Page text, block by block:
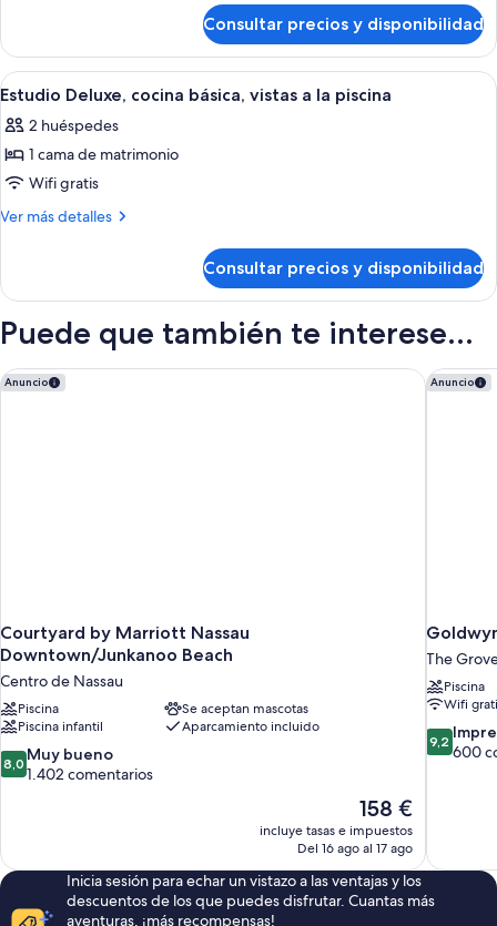
1
habitación,
acceso
a
la
piscina
estudio
Deluxe,
1
acceso
a
piscina
Consultar precios y disponibilidad
Abrir
todas
las
fotos
de
Estudio
básica,
a
la
piscina
Habitación de hotel con una cama
8
Estudio Deluxe, cocina básica, vistas a la piscina
2 huéspedes
1 cama de matrimonio
Wifi gratis
Ver más detalles
Más
Deluxe,
básica,
a
la
Consultar precios y disponibilidad
Puede que también te interese...
Anuncio
Courtyard by Marriott Nassau
Downtown/Junkanoo Beach
Centro de Nassau
Piscina
Se aceptan mascotas
Piscina infantil
Aparcamiento incluido
8.0
sobre
1.402 comentarios
8,0 Muy bueno
1.402 comentarios
El
precio
actual
de
158 €
158 €
incluye tasas e impuestos
Del 16 ago al 17 ago
Courtyard by Marriott Nassau Downtown/Junkanoo Beach
Anuncio
The
Piscina
Wifi
9.2
sobre
9,2
600
Inicia sesión para echar un vistazo a las ventajas y los
descuentos de los que puedes disfrutar. Cuantas más
aventuras, ¡más recompensas!